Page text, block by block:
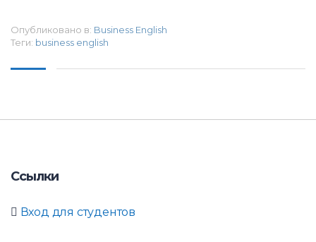
Опубликовано в: Business English
Теги: business english
Ссылки
Вход для студентов